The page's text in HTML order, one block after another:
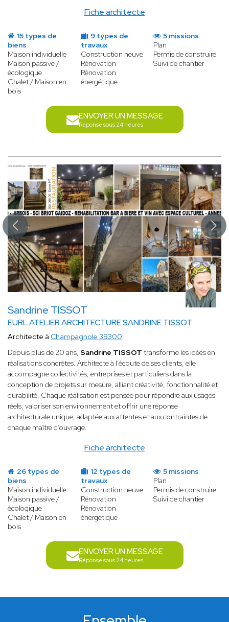
Fiche architecte
15 types de
biens
Maison individuelle
Maison passive /
écologique
Chalet / Maison en
bois
9 types de
travaux
Construction neuve
Rénovation
Rénovation
énergétique
5 missions
Plan
Permis de construire
Suivi de chantier
ENVOYER UN MESSAGE
Réponse sous 24 heures
Sandrine TISSOT
EURL ATELIER ARCHITECTURE SANDRINE TISSOT
Fiche architecte
Architecte à Champagnole 39300
Depuis plus de 20 ans, Sandrine TISSOT transforme les idées en
réalisations concrètes. Architecte à l’écoute de ses clients, elle
accompagne collectivités, entreprises et particuliers dans la
conception de projets sur mesure, alliant créativité, fonctionnalité et
durabilité. Chaque réalisation est pensée pour répondre aux usages
réels, valoriser son environnement et offrir une réponse
architecturale unique, adaptée aux attentes et aux contraintes de
chaque maître d’ouvrage.
26 types de
biens
Maison individuelle
Maison passive /
écologique
Chalet / Maison en
bois
12 types de
travaux
Construction neuve
Rénovation
Rénovation
énergétique
5 missions
Plan
Permis de construire
Suivi de chantier
ENVOYER UN MESSAGE
Réponse sous 24 heures